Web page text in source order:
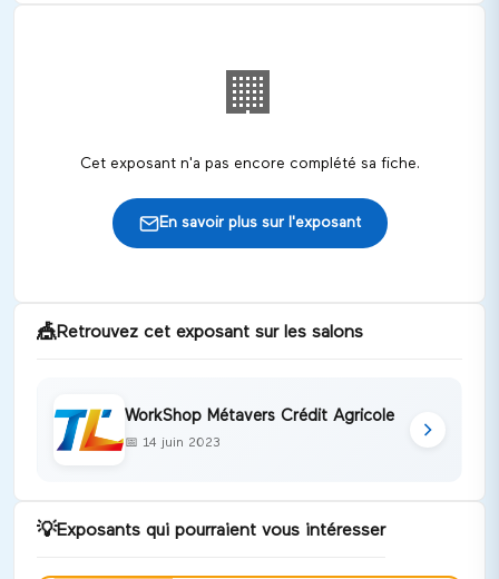
🏢
Cet exposant n'a pas encore complété sa fiche.
En savoir plus sur l'exposant
🎪Retrouvez cet exposant sur les salons
WorkShop Métavers Crédit Agricole
📅 14 juin 2023
💡Exposants qui pourraient vous intéresser